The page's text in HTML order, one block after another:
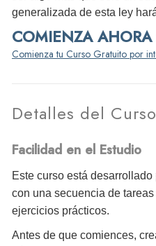
generalizada de esta ley
COMIENZA AHORA
Comienza tu Curso Gratuito por
Detalles del Curso
Facilidad en el Estudio
Este curso está
con una secuencia de
ejercicios prácticos.
Antes de que comiences,